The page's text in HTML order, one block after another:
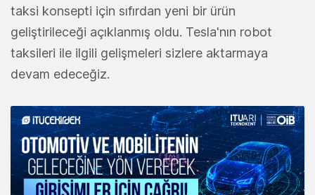
taksi konsepti için sıfırdan yeni bir ürün
geliştirileceği açıklanmış oldu. Tesla'nın robot
taksileri ile ilgili gelişmeleri sizlere aktarmaya
devam edeceğiz.